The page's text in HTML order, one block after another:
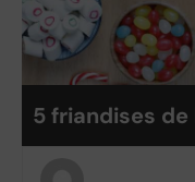
5 friandises